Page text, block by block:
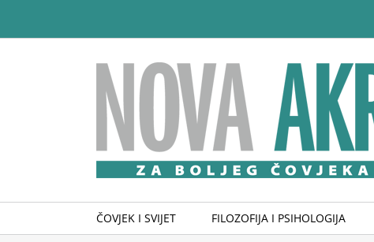
content
ČOVJEK I SVIJET FILOZOFIJA I PSIHOLOGIJA